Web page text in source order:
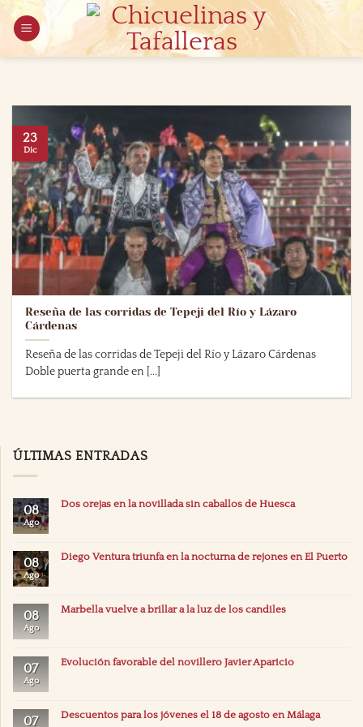
Saltar
contenido
Reseña de las corridas de Tepeji del Río y Lázaro
Cárdenas
Reseña de las corridas de Tepeji del Río y Lázaro Cárdenas
Doble puerta grande en [...]
23
Dic
ÚLTIMAS ENTRADAS
08
Ago
Dos orejas en la novillada sin caballos de Huesca
08
Ago
Diego Ventura triunfa en la nocturna de rejones en El Puerto
08
Ago
Marbella vuelve a brillar a la luz de los candiles
07
Ago
Evolución favorable del novillero Javier Aparicio
07 Descuentos para los jóvenes el 18 de agosto en Málaga